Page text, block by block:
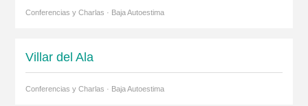
Conferencias y Charlas · Baja Autoestima
Villar del Ala
Conferencias y Charlas · Baja Autoestima